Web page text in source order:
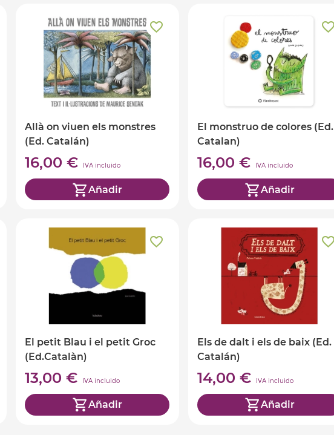
Allà on viuen els monstres
(Ed. Catalán)
16,00 € IVA incluido
Añadir
El monstruo de colores (Ed.
Catalan)
16,00 € IVA incluido
Añadir
El petit Blau i el petit Groc
(Ed.Catalàn)
13,00 € IVA incluido
Añadir
Els de dalt i els de baix (Ed.
Catalán)
14,00 € IVA incluido
Añadir